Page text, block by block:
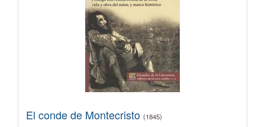
El conde de Montecristo (1845)